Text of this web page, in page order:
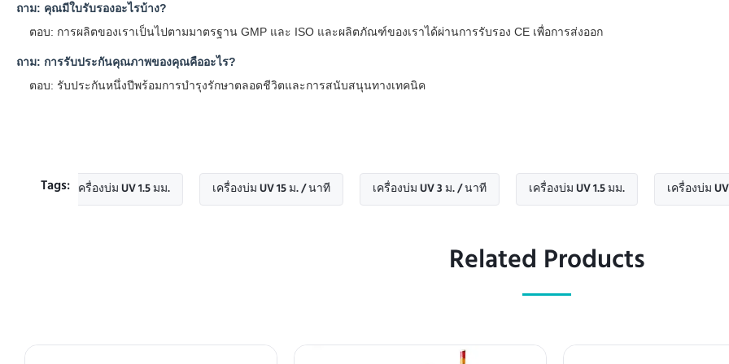
ถาม: คุณมีใบรับรองอะไรบ้าง?
ตอบ: การผลิตของเราเป็นไปตามมาตรฐาน GMP และ ISO และผลิตภัณฑ์ของเราได้ผ่านการรับรอง CE เพื่อการส่งออก
ถาม: การรับประกันคุณภาพของคุณคืออะไร?
ตอบ: รับประกันหนึ่งปีพร้อมการบำรุงรักษาตลอดชีวิตและการสนับสนุนทางเทคนิค
Tags:
เครื่องบ่ม UV 1.5 มม. เครื่องบ่ม UV 15 ม. / นาที เครื่องบ่ม UV 3 ม. / นาที เครื่องบ่ม UV 1.5 มม. เครื่องบ่ม UV 15 ม. /
Related Products